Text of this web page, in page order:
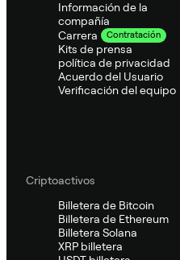
Información de la
compañía
Carrera
Contratación
Kits de prensa
política de privacidad
Acuerdo del Usuario
Verificación del equipo
Criptoactivos
Billetera de Bitcoin
Billetera de Ethereum
Billetera Solana
XRP billetera